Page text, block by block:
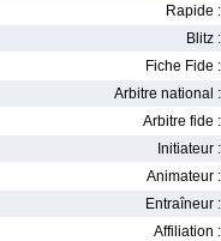
Rapide :
Blitz :
Fiche Fide :
Arbitre national :
Arbitre fide :
Initiateur :
Animateur :
Entraîneur :
Affiliation :